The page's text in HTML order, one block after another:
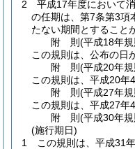
2
平成17年度において
の任期は、第7条第3項
たない期間とすること
附 則(平成18年
この規則は、公布の日
附 則(平成20年
この規則は、平成20年
附 則(平成27年
この規則は、平成27年
附 則(平成30年
(施行期日)
1
この規則は、平成31